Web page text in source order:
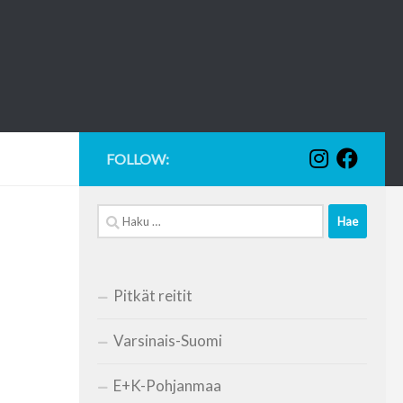
FOLLOW:
Haku:
Pitkät reitit
Varsinais-Suomi
E+K-Pohjanmaa